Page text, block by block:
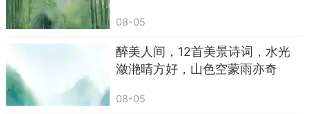
原来只是十个字而已，却比你自己解释一万句
要准。你不想讲，不是没有话，而是觉得说了也没
用。你想诉苦，又怕一开口就变成矫情。到头来，
只能装作漫不经心地说一句：“天挺凉的。”
08-05
醉美人间，12首美景诗词，水光
潋滟晴方好，山色空蒙雨亦奇
08-05